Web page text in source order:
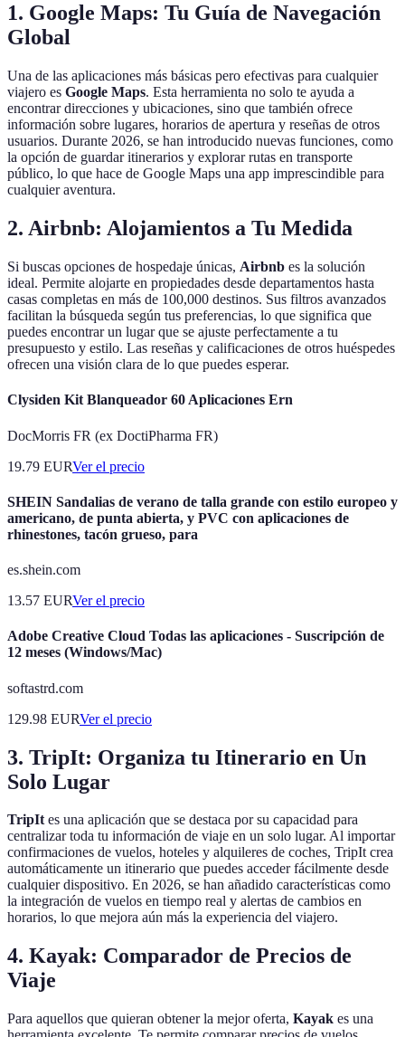
1. Google Maps: Tu Guía de Navegación
Global
Una de las aplicaciones más básicas pero efectivas para cualquier
viajero es Google Maps. Esta herramienta no solo te ayuda a
encontrar direcciones y ubicaciones, sino que también ofrece
información sobre lugares, horarios de apertura y reseñas de otros
usuarios. Durante 2026, se han introducido nuevas funciones, como
la opción de guardar itinerarios y explorar rutas en transporte
público, lo que hace de Google Maps una app imprescindible para
cualquier aventura.
2. Airbnb: Alojamientos a Tu Medida
Si buscas opciones de hospedaje únicas, Airbnb es la solución
ideal. Permite alojarte en propiedades desde departamentos hasta
casas completas en más de 100,000 destinos. Sus filtros avanzados
facilitan la búsqueda según tus preferencias, lo que significa que
puedes encontrar un lugar que se ajuste perfectamente a tu
presupuesto y estilo. Las reseñas y calificaciones de otros huéspedes
ofrecen una visión clara de lo que puedes esperar.
Clysiden Kit Blanqueador 60 Aplicaciones Ern
DocMorris FR (ex DoctiPharma FR)
19.79 EURVer el precio
SHEIN Sandalias de verano de talla grande con estilo europeo y
americano, de punta abierta, y PVC con aplicaciones de
rhinestones, tacón grueso, para
es.shein.com
13.57 EURVer el precio
Adobe Creative Cloud Todas las aplicaciones - Suscripción de
12 meses (Windows/Mac)
softastrd.com
129.98 EURVer el precio
3. TripIt: Organiza tu Itinerario en Un
Solo Lugar
TripItes una aplicación que se destaca por su capacidad para
centralizar toda tu información de viaje en un solo lugar. Al importar
confirmaciones de vuelos, hoteles y alquileres de coches, TripIt crea
automáticamente un itinerario que puedes acceder fácilmente desde
cualquier dispositivo. En 2026, se han añadido características como
la integración de vuelos en tiempo real y alertas de cambios en
horarios, lo que mejora aún más la experiencia del viajero.
4. Kayak: Comparador de Precios de
Viaje
Para aquellos que quieran obtener la mejor oferta, Kayak es una